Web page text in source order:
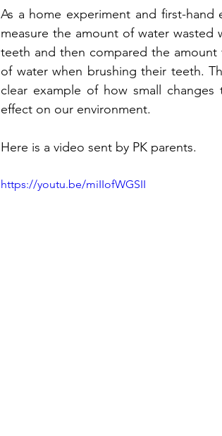
As a home experiment and first-
measure the amount of water
teeth and then compared the
of water when brushing their teeth.
clear example of how small
effect on our environment.
Here is a video sent by PK parents.
https://youtu.be/miIIofWGSII